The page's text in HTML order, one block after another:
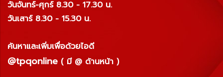
วันจันทร์-ศุกร์ 8.30 - 17.30 น.
วันเสาร์ 8.30 - 15.30 น.
ค้นหาและเพิ่มเพื่อด้วยไอดี
@tpqonline ( มี @ ด้านหน้า )